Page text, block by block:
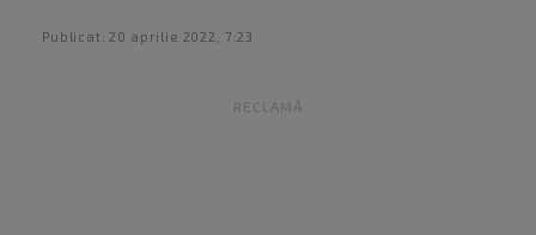
Publicat: 20 aprilie 2022, 7:23
RECLAMĂ